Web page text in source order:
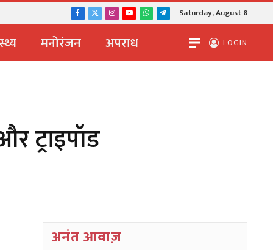
Facebook
X
Instagram
YouTubeWhatsApp
TelegramSaturday, August 8
मनोरंजन अपराध LOGIN
ट्राइपॉड
अनंत आवाज़